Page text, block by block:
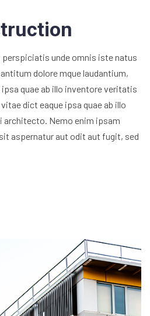
unde omnis iste natus
dolore mque laudantium,
quae ab illo inventore veritatis
dict eaque ipsa quae ab illo
Nemo enim ipsam
aspernatur aut odit aut fugit, sed